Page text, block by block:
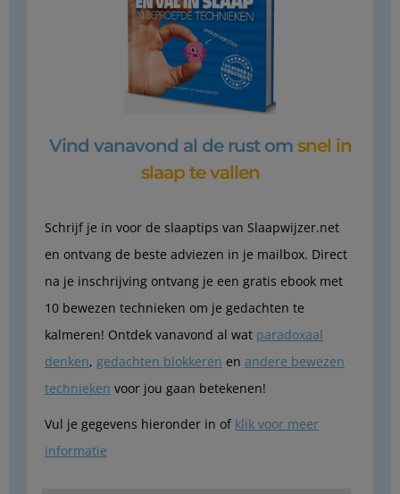
Vind vanavond al de rust om snel in
slaap te vallen
Schrijf je in voor de slaaptips van Slaapwijzer.net
en ontvang de beste adviezen in je mailbox. Direct
na je inschrijving ontvang je een gratis ebook met
10 bewezen technieken om je gedachten te
kalmeren! Ontdek vanavond al wat paradoxaal
denken, gedachten blokkeren en andere bewezen
technieken voor jou gaan betekenen!
Vul je gegevens hieronder in of klik voor meer
informatie